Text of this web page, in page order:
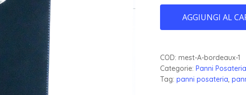
AGGIUNGI AL
COD: mest-A-bordeaux-1
Categorie: Panni Posateria
Tag: panni posateria,